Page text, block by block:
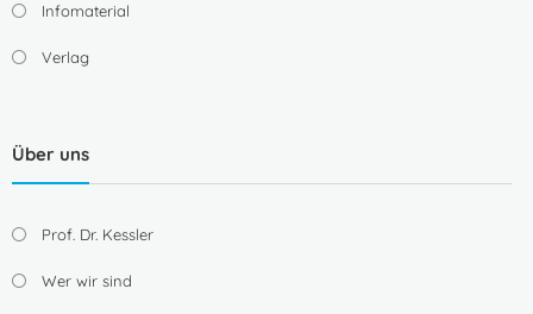
Infomaterial
Verlag
Über uns
Prof. Dr. Kessler
Wer wir sind